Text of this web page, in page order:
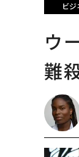
ビジ
ウ
難